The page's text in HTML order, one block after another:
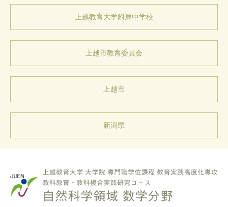
上越教育大学附属中学校
上越市教育委員会
上越市
新潟県